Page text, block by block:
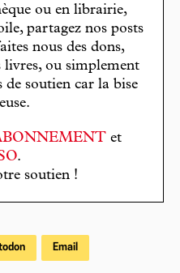
ou en librairie,
partagez nos posts
nous des dons,
livres, ou simplement
de soutien car la bise
et
.
soutien !
Email